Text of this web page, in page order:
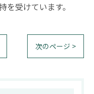
受けています。
次のページ >